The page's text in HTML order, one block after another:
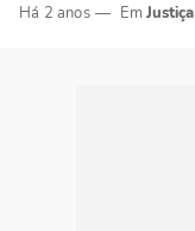
Há 2 anos Justiça